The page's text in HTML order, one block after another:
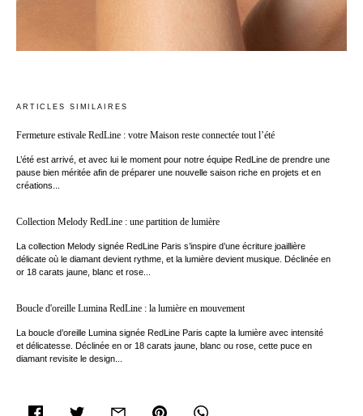
ARTICLES SIMILAIRES
Fermeture estivale RedLine : votre Maison reste connectée tout l’été
L’été est arrivé, et avec lui le moment pour notre équipe RedLine de prendre une
pause bien méritée afin de préparer une nouvelle saison riche en projets et en
créations...
Collection Melody RedLine : une partition de lumière
La collection Melody signée RedLine Paris s’inspire d’une écriture joaillière
délicate où le diamant devient rythme, et la lumière devient musique. Déclinée en
or 18 carats jaune, blanc et rose...
Boucle d'oreille Lumina RedLine : la lumière en mouvement
La boucle d’oreille Lumina signée RedLine Paris capte la lumière avec intensité
et délicatesse. Déclinée en or 18 carats jaune, blanc ou rose, cette puce en
diamant revisite le design...
facebook twitter email pinterest whatsapp